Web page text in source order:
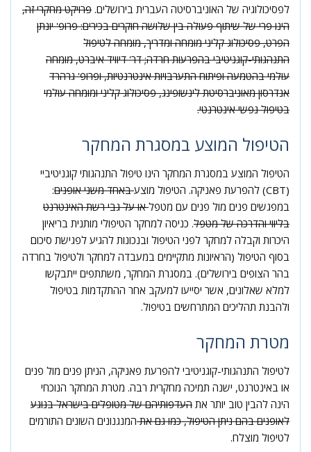
לפסיכולוגיה של האוניברסיטה העברית בירושלים. פרויקט מחקרי זה,
הינו פרי של שיתוף פעולה בין שלושה חוקרים בכירים: פרופ' יונתן
הפרט, פסיכולוג קליני מומחה ומדריך, מומחה לטיפול
התנהגותי-קוגניטיבי בהפרעות חרדה; דר' דיוויד איברט, מומחה
עולמי בהטמעה ופיתוח התערבויות אינטרנטיות, ופרופ' גרהרד
אנדרסון מאוניברסיטת לינשופינג, פסיכולוג קליני ומומחה עולמי
בטיפול נפשי אינטרנטי.
הטיפול המוצע במסגרת המחקר
הטיפול המוצע במסגרת המחקר הינו טיפול התנהגותי קוגניטיביי
(CBT) להפרעת פאניקה. הטיפול מוצע
באחד משני אופנים:
במפגשים פנים מול פנים עם מטפלאו על גבי רשת האינטרנט
בליווי והדרכה של מטפל. כניסה למחקר הטיפולי מותנית בריאיון
היכרות וקבלה למחקר לפני הטיפול ובנכונות להגיע לפגישת סיכום
בסוף הטיפול (הראיונות מתקיימים במעבדה למחקר ולטיפול בחרדה
בהר הצופים בירושלים). במסגרת המחקר, משתתפים ייתבקשו
למלא שאלונים, אשר יסייעו למעקב אחר ההתקדמות בטיפול
ולהבנת תהליכים המתרחשים בטיפול.
מטרת המחקר
לטיפול התנהגותי-קוגניטיבי להפרעת פאניקה, הניתן פנים מול פנים
או באינטרנט, ישנה תמיכה מחקרית רבה. מטרת המחקר הנוכחי
הינה להבין טוב יותר את העדפותיהם של מטופלים בישראל בנוגע
לאופנים בהם ניתן הטיפול, כמו גם אתהמנגנונים השונים התורמים
לטיפול מוצלח.